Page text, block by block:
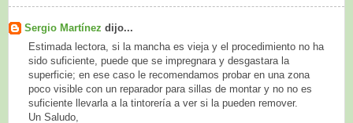
Sergio Martínez dijo...
Estimada lectora, si la mancha es vieja y el procedimiento no ha
sido suficiente, puede que se impregnara y desgastara la
superficie; en ese caso le recomendamos probar en una zona
poco visible con un reparador para sillas de montar y no no es
suficiente llevarla a la tintorería a ver si la pueden remover.
Un Saludo,